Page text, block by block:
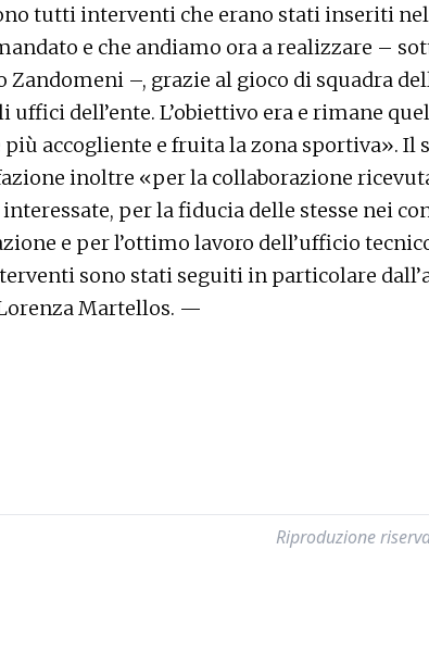
tutti interventi che erano stati inseriti nel
e che andiamo ora a realizzare –
Zandomeni –, grazie al gioco di squadra
uffici dell’ente. L’obiettivo era e rimane
accogliente e fruita la zona sportiva». Il
inoltre «per la collaborazione
per la fiducia delle stesse nei
e per l’ottimo lavoro dell’ufficio
sono stati seguiti in particolare
Martellos. —
Riproduzione